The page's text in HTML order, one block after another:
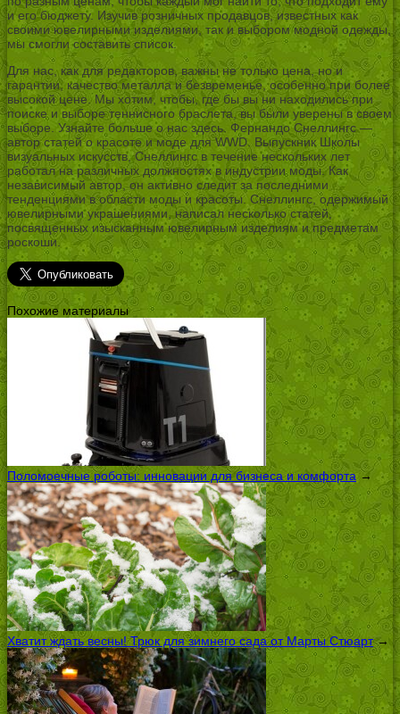
и его бюджету. Изучив розничных продавцов, известных как
своими ювелирными изделиями, так и выбором модной одежды,
мы смогли составить список.
Для нас, как для редакторов, важны не только цена, но и
гарантии, качество металла и безвременье, особенно при более
высокой цене. Мы хотим, чтобы, где бы вы ни находились при
поиске и выборе теннисного браслета, вы были уверены в своем
выборе. Узнайте больше о нас здесь. Фернандо Снеллингс —
автор статей о красоте и моде для WWD. Выпускник Школы
визуальных искусств, Снеллингс в течение нескольких лет
работал на различных должностях в индустрии моды. Как
независимый автор, он активно следит за последними
тенденциями в области моды и красоты. Снеллингс, одержимый
ювелирными украшениями, написал несколько статей,
посвященных изысканным ювелирным изделиям и предметам
роскоши.
Похожие материалы
Поломоечные роботы: инновации для бизнеса и комфорта→
Хватит ждать весны! Трюк для зимнего сада от Марты Стюарт→